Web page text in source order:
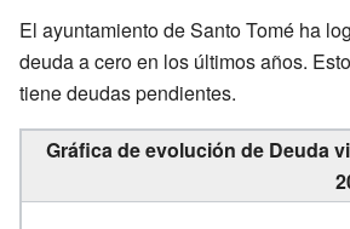
El ayuntamiento de Santo Tomé ha
deuda a cero en los últimos años.
tiene deudas pendientes.
Gráfica de evolución de Deuda